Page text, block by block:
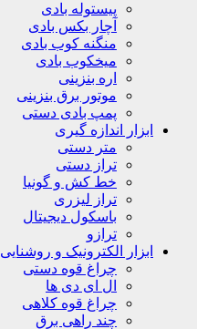
پیستوله بادی
آچار بکس بادی
منگنه کوب بادی
میخکوب بادی
اره بنزینی
موتور برق بنزینی
پمپ بادی دستی
ابزار اندازه گیری
متر دستی
تراز دستی
خط کش و گونیا
تراز لیزری
باسکول دیجیتال
ترازو
ابزار الکترونیک و روشنایی
چراغ قوه دستی
ال ای دی ها
چراغ قوه کلاهی
چند راهی برق